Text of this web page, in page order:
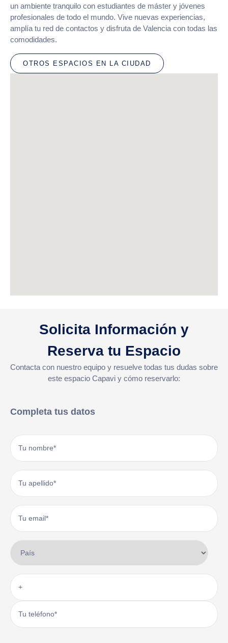
un ambiente tranquilo con estudiantes de máster y jóvenes
profesionales de todo el mundo. Vive nuevas experiencias,
amplía tu red de contactos y disfruta de Valencia con todas las
comodidades.
OTROS ESPACIOS EN LA CIUDAD
Solicita Información y
Reserva tu Espacio
Contacta con nuestro equipo y resuelve todas tus dudas sobre
este espacio Capavi y cómo reservarlo:
Completa tus datos